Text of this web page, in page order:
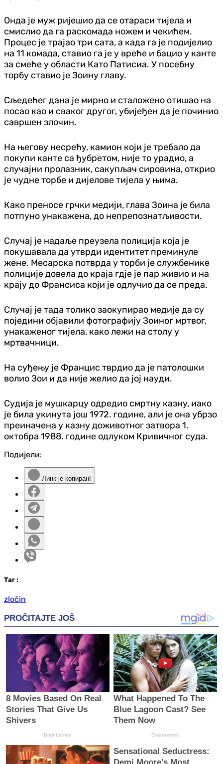
Онда је муж ријешио да се отараси тијела и
смислио да га раскомада ножем и чекићем.
Процес је трајао три сата, а када га је подијелио
на 11 комада, ставио га је у вреће и бацио у канте
за смеће у области Като Патисиа. У посебну
торбу ставио је Зоину главу.
Сљедећег дана је мирно и сталожено отишао на
посао као и сваког другог, убијеђен да је починио
савршен злочин.
На његову несрећу, камион који је требало да
покупи канте са ђубретом, није то урадио, а
случајни пролазник, сакупљач сировина, открио
је чудне торбе и дијелове тијела у њима.
Како преносе грчки медији, глава Зоина је била
потпуно унакажена, до непрепознатљивости.
Случај је надаље преузела полиција која је
покушавала да утврди идентитет преминуле
жене. Месарска потврда у торби је службенике
полиције довела до краја гдје је пар живио и на
крају до Франсиса који је одлучио да се преда.
Случај је тада толико заокупирао медије да су
поједини објавили фотографију Зоиног мртвог,
унакаженог тијела, како лежи на столу у
мртвачници.
На суђењу је Францис тврдио да је патолошки
волио Зои и да није желио да јој науди.
Судија је мушкарцу одредио смртну казну, иако
је била укинута још 1972. године, али је она убрзо
преиначена у казну доживотног затвора 1.
октобра 1988. године одлуком Кривичног суда.
Подијели:
Линк је копиран!
Таг :
zločin